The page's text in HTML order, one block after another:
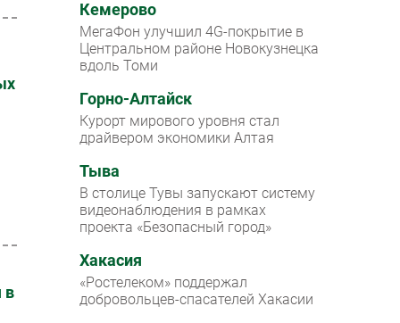
в
Кемерово
МегаФон улучшил 4G-покрытие в
Центральном районе Новокузнецка
вдоль Томи
Горно-Алтайск
Курорт мирового уровня стал
драйвером экономики Алтая
Тыва
В столице Тувы запускают систему
видеонаблюдения в рамках
проекта «Безопасный город»
Хакасия
«Ростелеком» поддержал
добровольцев-спасателей Хакасии